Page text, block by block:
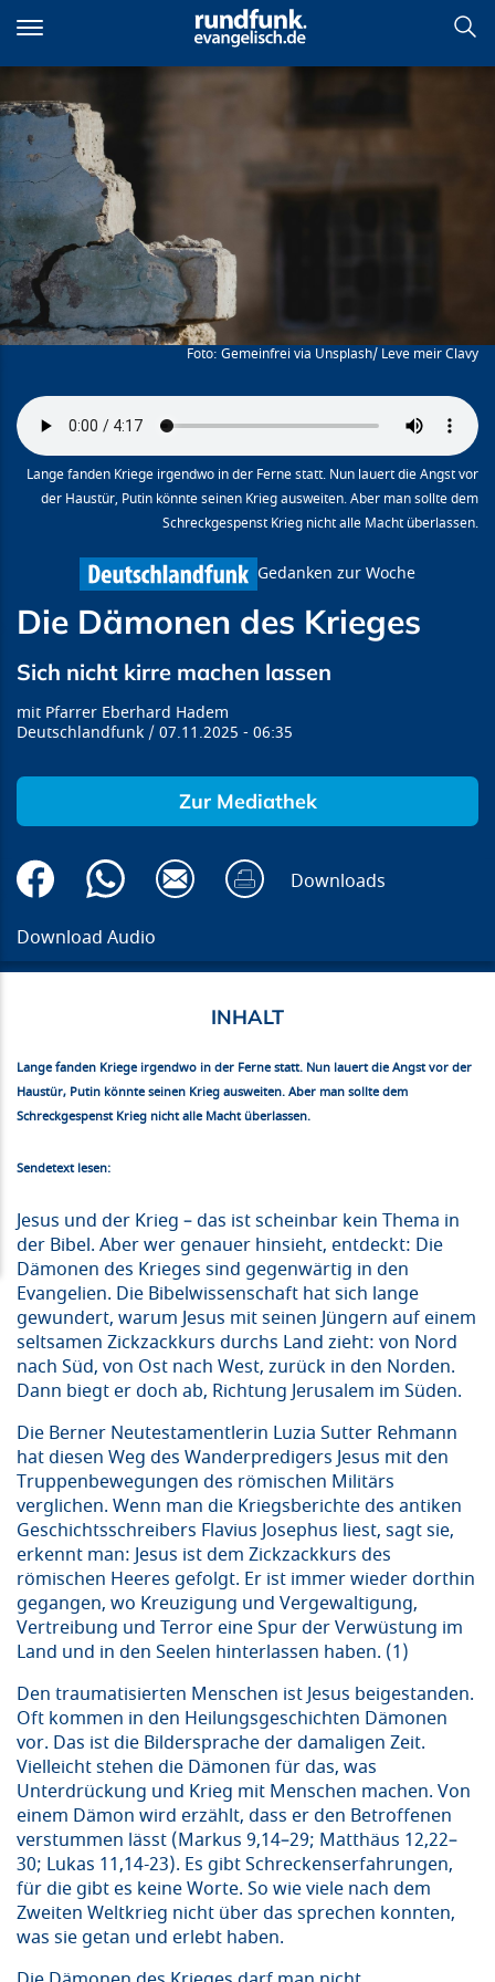
zum
Inhalt
Die Dämonen des Krieges
Gemeinfrei via Unsplash/ Leve meir Clavy
Lange fanden Kriege irgendwo in der Ferne statt. Nun lauert die Angst vor
der Haustür, Putin könnte seinen Krieg ausweiten. Aber man sollte dem
Schreckgespenst Krieg nicht alle Macht überlassen.
Gedanken zur Woche
Die Dämonen des Krieges
Sich nicht kirre machen lassen
Pfarrer Eberhard Hadem
Deutschlandfunk
07.11.2025 06:35
Zur Mediathek
Downloads
Download Audio
Lange fanden Kriege irgendwo in der Ferne statt. Nun lauert die Angst vor der
Haustür, Putin könnte seinen Krieg ausweiten. Aber man sollte dem
Schreckgespenst Krieg nicht alle Macht überlassen.
Sendetext lesen:
Jesus und der Krieg – das ist scheinbar kein Thema in
der Bibel. Aber wer genauer hinsieht, entdeckt: Die
Dämonen des Krieges sind gegenwärtig in den
Evangelien. Die Bibelwissenschaft hat sich lange
gewundert, warum Jesus mit seinen Jüngern auf einem
seltsamen Zickzackkurs durchs Land zieht: von Nord
nach Süd, von Ost nach West, zurück in den Norden.
Dann biegt er doch ab, Richtung Jerusalem im Süden.
Die Berner Neutestamentlerin Luzia Sutter Rehmann
hat diesen Weg des Wanderpredigers Jesus mit den
Truppenbewegungen des römischen Militärs
verglichen. Wenn man die Kriegsberichte des antiken
Geschichtsschreibers Flavius Josephus liest, sagt sie,
erkennt man: Jesus ist dem Zickzackkurs des
römischen Heeres gefolgt. Er ist immer wieder dorthin
gegangen, wo Kreuzigung und Vergewaltigung,
Vertreibung und Terror eine Spur der Verwüstung im
Land und in den Seelen hinterlassen haben. (1)
Den traumatisierten Menschen ist Jesus beigestanden.
Oft kommen in den Heilungsgeschichten Dämonen
vor. Das ist die Bildersprache der damaligen Zeit.
Vielleicht stehen die Dämonen für das, was
Unterdrückung und Krieg mit Menschen machen. Von
einem Dämon wird erzählt, dass er den Betroffenen
verstummen lässt (Markus 9,14–29; Matthäus 12,22–
30; Lukas 11,14-23). Es gibt Schreckenserfahrungen,
für die gibt es keine Worte. So wie viele nach dem
Zweiten Weltkrieg nicht über das sprechen konnten,
was sie getan und erlebt haben.